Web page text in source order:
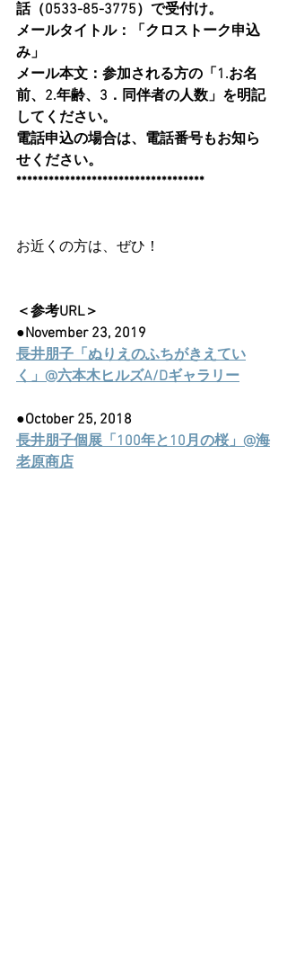
話（0533-85-3775）で受付け。
メールタイトル：「クロストーク申込
み」
メール本文：参加される方の「1.お名
前、2.年齢、3．同伴者の人数」を明記
してください。
電話申込の場合は、電話番号もお知ら
せください。
***********************************
お近くの方は、ぜひ！
＜参考URL＞
●November 23, 2019
長井朋子「ぬりえのふちがきえてい
く」@六本木ヒルズA/Dギャラリー
●October 25, 2018
長井朋子個展「100年と10月の桜」@海
老原商店